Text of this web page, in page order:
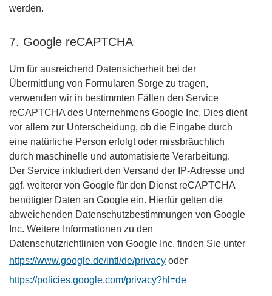
werden.
7. Google reCAPTCHA
Um für ausreichend Datensicherheit bei der
Übermittlung von Formularen Sorge zu tragen,
verwenden wir in bestimmten Fällen den Service
reCAPTCHA des Unternehmens Google Inc. Dies dient
vor allem zur Unterscheidung, ob die Eingabe durch
eine natürliche Person erfolgt oder missbräuchlich
durch maschinelle und automatisierte Verarbeitung.
Der Service inkludiert den Versand der IP-Adresse und
ggf. weiterer von Google für den Dienst reCAPTCHA
benötigter Daten an Google ein. Hierfür gelten die
abweichenden Datenschutzbestimmungen von Google
Inc. Weitere Informationen zu den
Datenschutzrichtlinien von Google Inc. finden Sie unter
https://www.google.de/intl/de/privacy oder
https://policies.google.com/privacy?hl=de